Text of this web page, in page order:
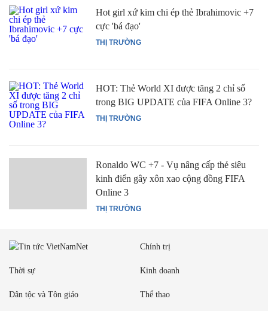
THỊ TRƯỜNG
Hot girl xứ kim chi ép thẻ Ibrahimovic +7
cực 'bá đạo'
THỊ TRƯỜNG
HOT: Thẻ World XI được tăng 2 chỉ số
trong BIG UPDATE của FIFA Online 3?
THỊ TRƯỜNG
Ronaldo WC +7 - Vụ nâng cấp thẻ siêu
kinh điển gây xôn xao cộng đồng FIFA
Online 3
Chính trị
Thời sự Kinh doanh
Dân tộc và Tôn giáo Thể thao